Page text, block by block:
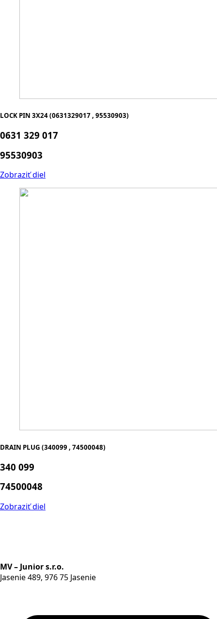
LOCK PIN 3X24 (0631329017 , 95530903)
0631 329 017
95530903
Zobraziť diel
DRAIN PLUG (340099 , 74500048)
340 099
74500048
Zobraziť diel
MV – Junior s.r.o.
Jasenie 489, 976 75 Jasenie